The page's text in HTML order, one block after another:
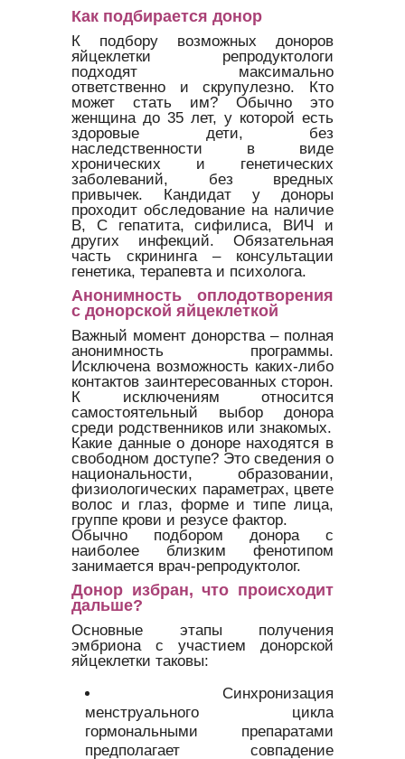
Как подбирается донор
К подбору возможных доноров
яйцеклетки репродуктологи
подходят максимально
ответственно и скрупулезно. Кто
может стать им? Обычно это
женщина до 35 лет, у которой есть
здоровые дети, без
наследственности в виде
хронических и генетических
заболеваний, без вредных
привычек. Кандидат у доноры
проходит обследование на наличие
В, С гепатита, сифилиса, ВИЧ и
других инфекций. Обязательная
часть скрининга – консультации
генетика, терапевта и психолога.
Анонимность оплодотворения
с донорской яйцеклеткой
Важный момент донорства – полная
анонимность программы.
Исключена возможность каких-либо
контактов заинтересованных сторон.
К исключениям относится
самостоятельный выбор донора
среди родственников или знакомых.
Какие данные о доноре находятся в
свободном доступе? Это сведения о
национальности, образовании,
физиологических параметрах, цвете
волос и глаз, форме и типе лица,
группе крови и резусе фактор.
Обычно подбором донора с
наиболее близким фенотипом
занимается врач-репродуктолог.
Донор избран, что происходит
дальше?
Основные этапы получения
эмбриона с участием донорской
яйцеклетки таковы:
Синхронизация
менструального цикла
гормональными препаратами
предполагает совпадение